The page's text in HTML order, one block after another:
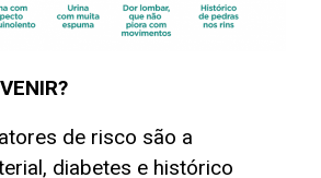
de risco são a
diabetes e histórico